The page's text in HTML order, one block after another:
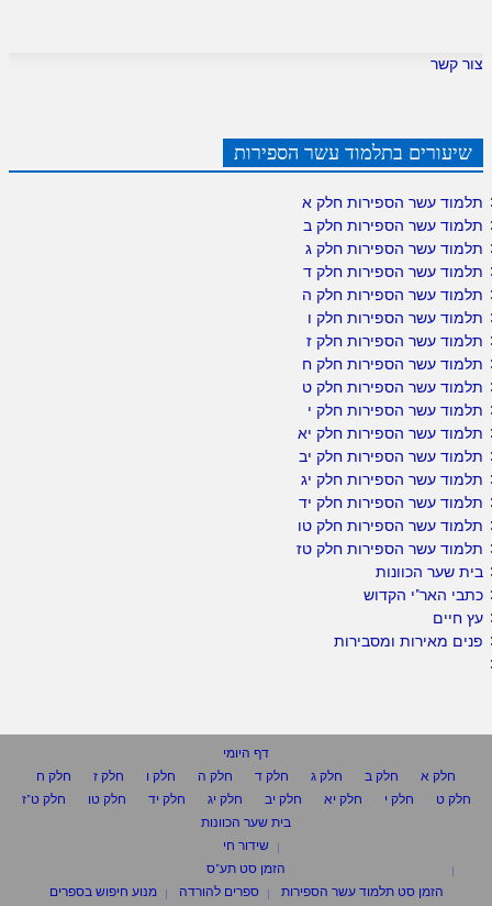
צור קשר
שיעורים בתלמוד עשר הספירות
תלמוד עשר הספירות חלק א
תלמוד עשר הספירות חלק ב
תלמוד עשר הספירות חלק ג
תלמוד עשר הספירות חלק ד
תלמוד עשר הספירות חלק ה
תלמוד עשר הספירות חלק ו
תלמוד עשר הספירות חלק ז
תלמוד עשר הספירות חלק ח
תלמוד עשר הספירות חלק ט
תלמוד עשר הספירות חלק י
תלמוד עשר הספירות חלק יא
תלמוד עשר הספירות חלק יב
תלמוד עשר הספירות חלק יג
תלמוד עשר הספירות חלק יד
תלמוד עשר הספירות חלק טו
תלמוד עשר הספירות חלק טז
בית שער הכוונות
כתבי האר"י הקדוש
עץ חיים
פנים מאירות ומסבירות
דף היומי
חלק א
חלק ב חלק ג חלק ד חלק ה חלק ו חלק ז
חלק ח
חלק ט
חלק י חלק יא חלק יב חלק יג חלק יד חלק טו
חלק ט"ז
בית שער הכוונות
שידור חי
הזמן סט תע"ס
הזמן סט תלמוד עשר הספירות
ספרים להורדה
מנוע חיפוש בספרים